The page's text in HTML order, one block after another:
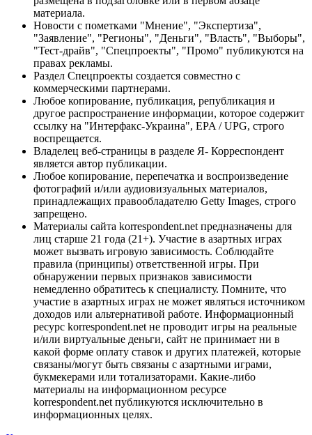
материала.
Новости с пометками "Мнение", "Экспертиза",
"Заявление", "Регионы", "Деньги", "Власть", "Выборы",
"Тест-драйв", "Спецпроекты", "Промо" публикуются на
правах рекламы.
Раздел Спецпроекты создается совместно с
коммерческими партнерами.
Любое копирование, публикация, републикация и
другое распространение информации, которое содержит
ссылку на "Интерфакс-Украина", EPA / UPG, строго
воспрещается.
Владелец веб-страницы в разделе Я- Корреспондент
является автор публикации.
Любое копирование, перепечатка и воспроизведение
фотографий и/или аудиовизуальных материалов,
принадлежащих правообладателю Getty Images, строго
запрещено.
Материалы сайта korrespondent.net предназначены для
лиц старше 21 года (21+). Участие в азартных играх
может вызвать игровую зависимость. Соблюдайте
правила (принципы) ответственной игры. При
обнаружении первых признаков зависимости
немедленно обратитесь к специалисту. Помните, что
участие в азартных играх не может являться источником
доходов или альтернативой работе. Информационный
ресурс korrespondent.net не проводит игры на реальные
и/или виртуальные деньги, сайт не принимает ни в
какой форме оплату ставок и других платежей, которые
связаны/могут быть связаны с азартными играми,
букмекерами или тотализаторами. Какие-либо
материалы на информационном ресурсе
korrespondent.net публикуются исключительно в
информационных целях.